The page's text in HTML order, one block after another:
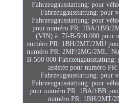
Fahrzeugausstattung: pour
Fahrzeugausstattung: pour
Fahrzeugausstattung: pour
pour numéro PR: 1BA/1BB/
(VIN) à: 7J-B-500 000 pour
numéro PR: 1BH/2MT/2MU
numéro PR: 2MF/2MG/2ML.
B-500 000
assistée pour numéro
Fahrzeugausstattung: pour
Fahrzeugausstattung: pour
pour numéro PR: 1BA/1BB
numéro PR: 1BH/2MT/